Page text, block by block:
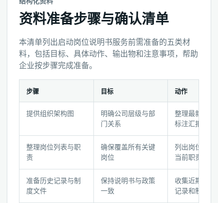
资料准备步骤与确认清单
本清单列出启动岗位说明书服务前需准备的五类材
料，包括目标、具体动作、输出物和注意事项，帮助
企业按步骤完成准备。
备
步
骤
与
确
步骤 目标 动作
提供组织架构图
明确公司层级与部
门关系
整理最新架构
标注汇报线
整理岗位列表与职
责
确保覆盖所有关键
岗位
列出岗位名称
当前职责描述
准备历史记录与制
度文件
保持说明书与政策
一致
收集近期岗位
记录和制度文